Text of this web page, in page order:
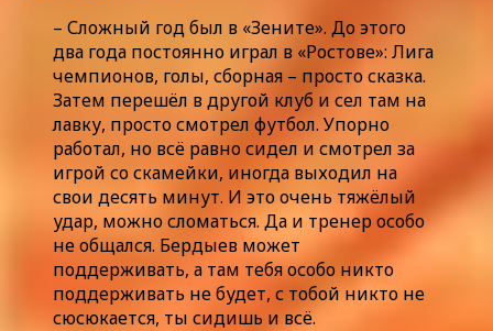
– Сложный год был в «Зените». До этого
два года постоянно играл в «Ростове»: Лига
чемпионов, голы, сборная – просто сказка.
Затем перешёл в другой клуб и сел там на
лавку, просто смотрел футбол. Упорно
работал, но всё равно сидел и смотрел за
игрой со скамейки, иногда выходил на
свои десять минут. И это очень тяжёлый
удар, можно сломаться. Да и тренер особо
не общался. Бердыев может
поддерживать, а там тебя особо никто
поддерживать не будет, с тобой никто не
сюсюкается, ты сидишь и всё.